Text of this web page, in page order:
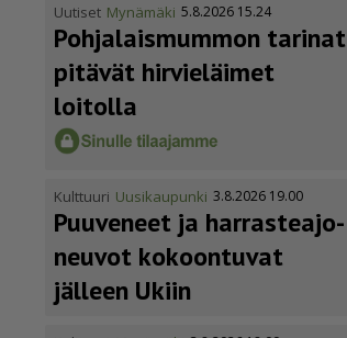
Uutiset Mynämäki 5.8.2026 15.24
Pohja­lais­mummon tarinat
pitävät hirvieläimet
loitolla
Kulttuuri Uusikaupunki 3.8.2026 19.00
Puuveneet ja harras­te­a­jo­
neuvot kokoontuvat
jälleen Ukiin